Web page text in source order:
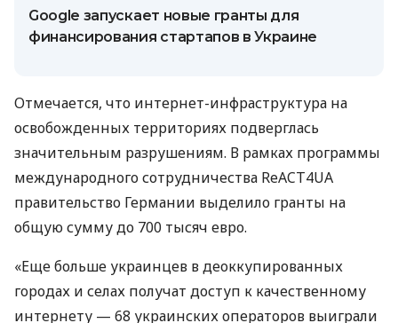
Google запускает новые гранты для
финансирования стартапов в Украине
Отмечается, что интернет-инфраструктура на
освобожденных территориях подверглась
значительным разрушениям. В рамках программы
международного сотрудничества ReACT4UA
правительство Германии выделило гранты на
общую сумму до 700 тысяч евро.
«Еще больше украинцев в деоккупированных
городах и селах получат доступ к качественному
интернету — 68 украинских операторов выиграли